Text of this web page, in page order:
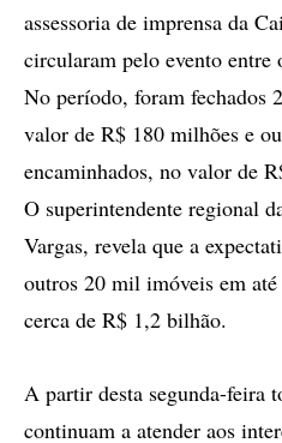
assessoria de imprensa da
circularam pelo evento entre
No período, foram fechados
valor de R$ 180 milhões e
encaminhados, no valor de
O superintendente regional
Vargas, revela que a
outros 20 mil imóveis em
cerca de R$ 1,2 bilhão.
A partir desta segunda-feira
continuam a atender aos